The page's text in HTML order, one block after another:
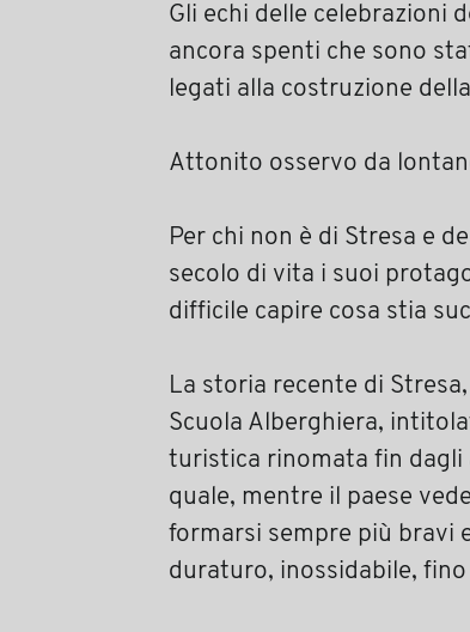
Gli echi delle celebrazioni
ancora spenti che sono
legati alla costruzione
Attonito osservo da
Per chi non è di Stresa e
secolo di vita i suoi
difficile capire cosa stia
La storia recente di
Scuola Alberghiera,
turistica rinomata fin dagli
quale, mentre il paese
formarsi sempre più bravi
duraturo, inossidabile, fino